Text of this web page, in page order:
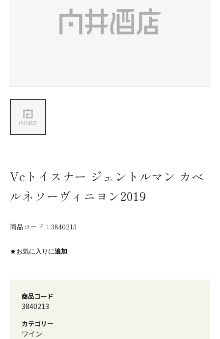
会社情報
Vcトイスナー ジェントルマン カベ
ルネソーヴィニヨン2019
商品コード： 3840213
★お気に入りに追加
商品コード
3840213
カテゴリー
ワイン